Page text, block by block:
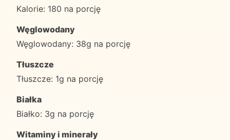
Kalorie: 180 na porcję
Węglowodany
Węglowodany: 38g na porcję
Tłuszcze
Tłuszcze: 1g na porcję
Białka
Białko: 3g na porcję
Witaminy i minerały